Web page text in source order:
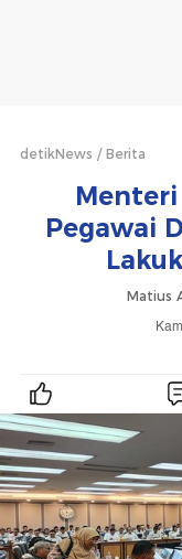
detikNews Berita
Pegawai
Matius